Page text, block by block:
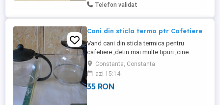
Telefon validat
Cani din sticla termo ptr Cafetiere
Vand cani din sticla termica pentru
cafetiere ,detin mai multe tipuri ,cine
doreste poate suna si cere
detalii.0770x195x352 pret buc 35 lei.
Constanta, Constanta
azi 15:14
35 RON